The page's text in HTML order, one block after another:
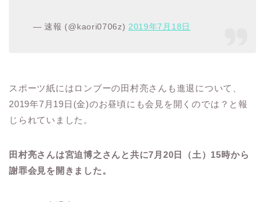
— 速報 (@kaori0706z) 2019年7月18日
スポーツ紙にはロンブーの田村亮さんも進退について、
2019年7月19日(金)のお昼頃にも会見を開くのでは？と報
じられていました。
田村亮さんは宮迫博之さんと共に7月20日（土）15時から
謝罪会見を開きました。